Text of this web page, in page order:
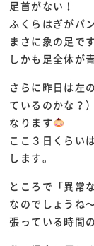
足首がない！
ふくらはぎがパ
まさに象の足で
しかも足全体が
さらに昨日は左
ているのかな？
なります
ここ３日くらい
します。
ところで「異常
なのでしょうね
張っている時間